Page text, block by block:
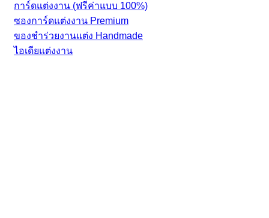
การ์ดแต่งงาน (ฟรีค่าแบบ 100%)
ซองการ์ดแต่งงาน Premium
ของชำร่วยงานแต่ง Handmade
ไอเดียแต่งงาน